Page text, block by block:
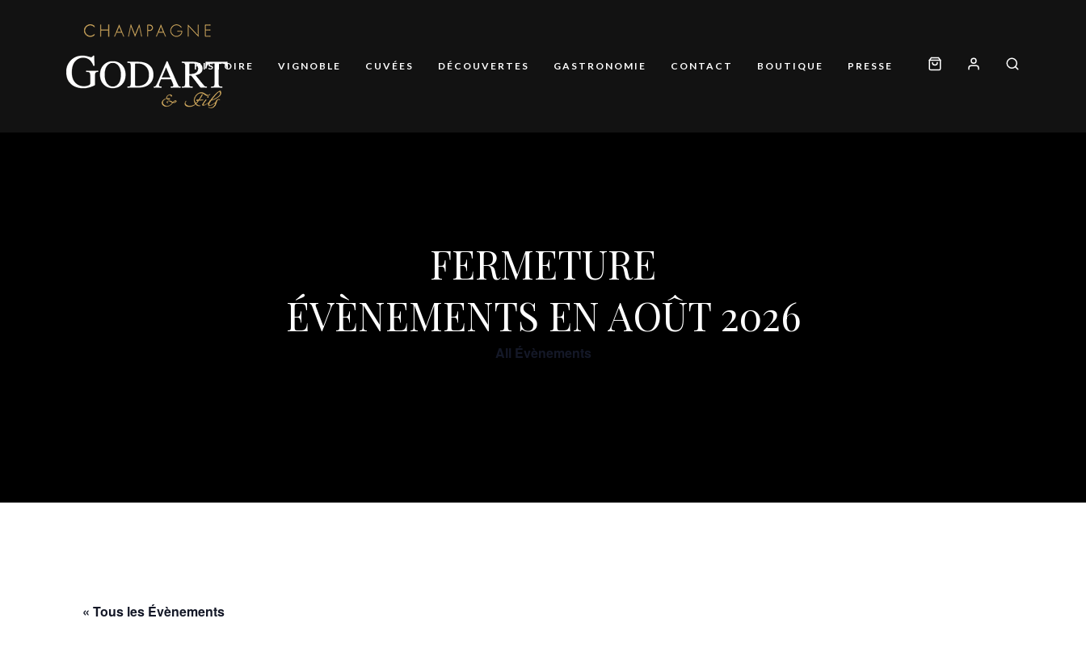
HISTOIRE VIGNOBLE CUVÉES DÉCOUVERTES GASTRONOMIE CONTACT BOUTIQUE PRESSE
FERMETURE
ÉVÈNEMENTS EN AOÛT 2026
All Évènements
« Tous les Évènements